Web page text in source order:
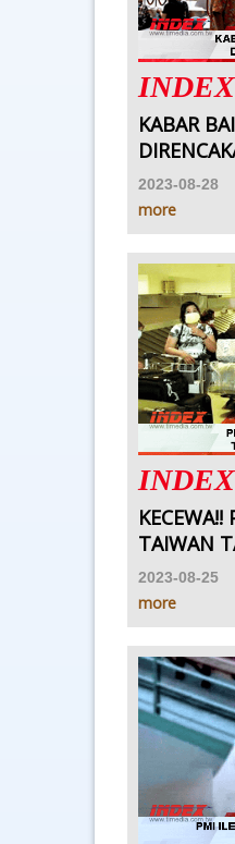
INDEX
KABAR
2023-08-28
more
INDEX
TAIWAN
2023-08-25
more